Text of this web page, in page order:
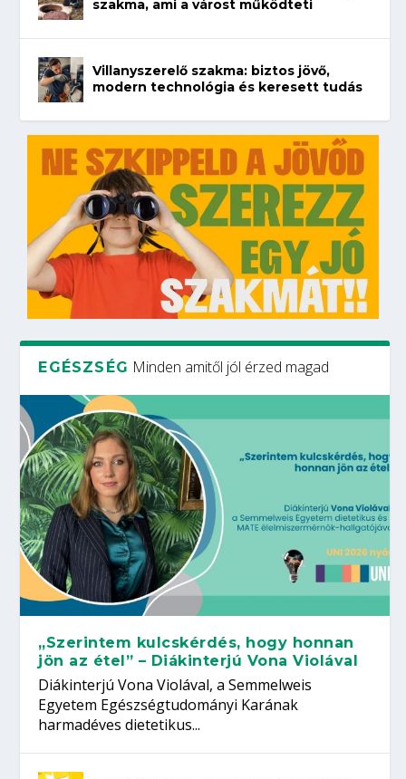
szakma, ami a várost működteti
Villanyszerelő szakma: biztos jövő,
modern technológia és keresett tudás
EGÉSZSÉG Minden amitől jól érzed magad
„Szerintem kulcskérdés, hogy honnan
jön az étel” – Diákinterjú Vona Violával
Diákinterjú Vona Violával, a Semmelweis
Egyetem Egészségtudományi Karának
harmadéves dietetikus...